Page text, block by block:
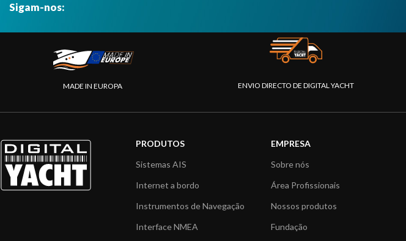
Sigam-nos:
MADE IN EUROPA ENVIO DIRECTO DE DIGITAL YACHT
PRODUTOS
Sistemas AIS
Internet a bordo
Instrumentos de Navegação
Interface NMEA
EMPRESA
Sobre nós
Área Profissionais
Nossos produtos
Fundação